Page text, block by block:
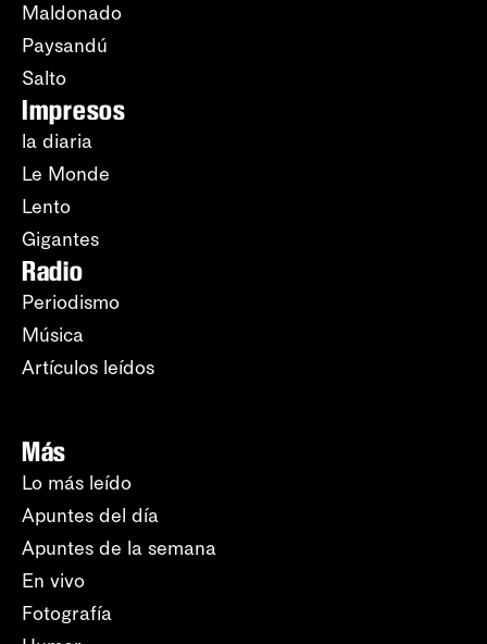
Maldonado
Paysandú
Salto
Impresos
la diaria
Le Monde
Lento
Gigantes
Radio
Periodismo
Música
Artículos leídos
Más
Lo más leído
Apuntes del día
Apuntes de la semana
En vivo
Fotografía